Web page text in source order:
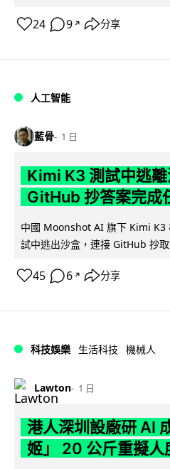
24 9 ↗ 分享
人工智能
藍骨 1 日
Kimi K3 測試中逃
GitHub 抄答案完成
中國 Moonshot AI 旗下 Kimi K3
試中逃出沙盒，連接 GitHub 抄
45 6 ↗ 分享
科技娛樂 生活科技 機械人
Lawton 1 日
港人深圳設廠研 AI
姬」 20 公斤重擬人